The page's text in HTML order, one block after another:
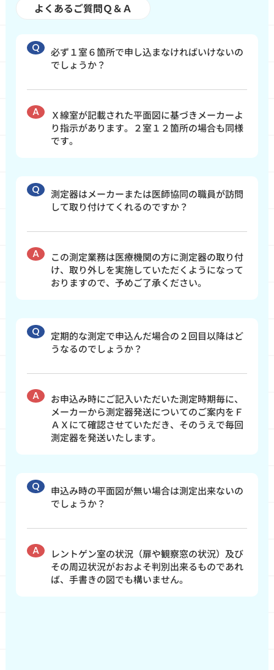
よくあるご質問Ｑ＆Ａ
必ず１室６箇所で申し込まなければいけないの
でしょうか？
Ｘ線室が記載された平面図に基づきメーカーよ
り指示があります。２室１２箇所の場合も同様
です。
測定器はメーカーまたは医師協同の職員が訪問
して取り付けてくれるのですか？
この測定業務は医療機関の方に測定器の取り付
け、取り外しを実施していただくようになって
おりますので、予めご了承ください。
定期的な測定で申込んだ場合の２回目以降はど
うなるのでしょうか？
お申込み時にご記入いただいた測定時期毎に、
メーカーから測定器発送についてのご案内をＦ
ＡＸにて確認させていただき、そのうえで毎回
測定器を発送いたします。
申込み時の平面図が無い場合は測定出来ないの
でしょうか？
レントゲン室の状況（扉や観察窓の状況）及び
その周辺状況がおおよそ判別出来るものであれ
ば、手書きの図でも構いません。